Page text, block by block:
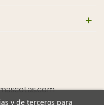
y de terceros para